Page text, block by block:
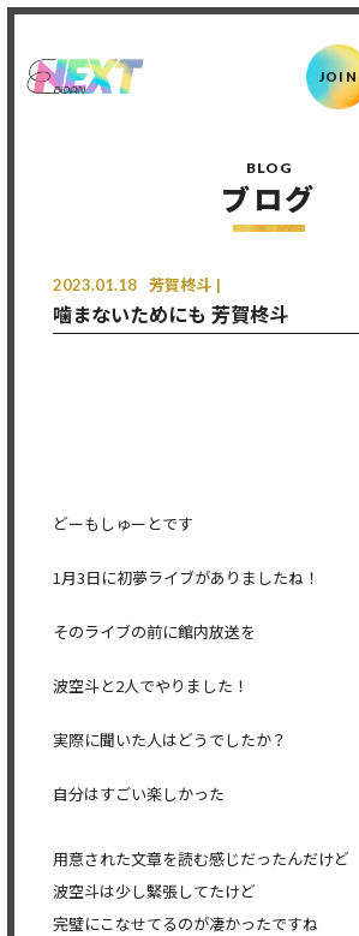
JOIN
BLOG
ブログ
2023.01.18 芳賀柊斗
噛まないためにも 芳賀柊斗
どーもしゅーとです
1月3日に初夢ライブがありましたね！
そのライブの前に館内放送を
波空斗と2人でやりました！
実際に聞いた人はどうでしたか？
自分はすごい楽しかった
用意された文章を読む感じだったんだけど
波空斗は少し緊張してたけど
完璧にこなせてるのが凄かったですね